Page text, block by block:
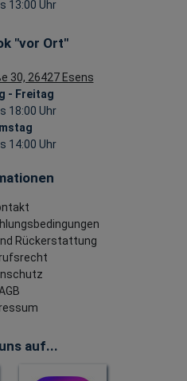
13:00 Uhr
"vor Ort"
30, 26427 Esens
- Freitag
18:00 Uhr
14:00 Uhr
Rückerstattung
auf...